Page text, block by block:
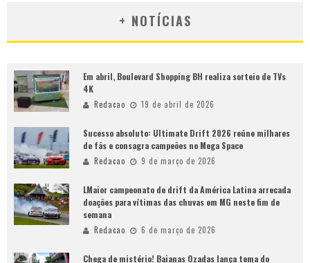
+ NOTÍCIAS
Em abril, Boulevard Shopping BH realiza sorteio de TVs
4K
Redacao 19 de abril de 2026
Sucesso absoluto: Ultimate Drift 2026 reúne milhares
de fãs e consagra campeões no Mega Space
Redacao 9 de março de 2026
LMaior campeonato de drift da América Latina arrecada
doações para vítimas das chuvas em MG neste fim de
semana
Redacao 6 de março de 2026
Chega de mistério! Baianas Ozadas lança tema do